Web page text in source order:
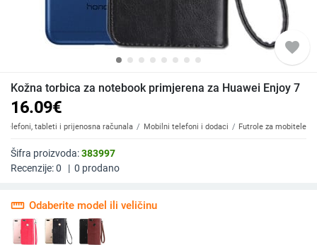
favorite
Kožna torbica za notebook primjerena za Huawei Enjoy 7
16.09€
Telefoni, tableti i prijenosna računala Mobilni telefoni i dodaci Futrole za mobitele
Šifra proizvoda:383997
Recenzije:0 | 0 prodano
straighten Odaberite model ili veličinu